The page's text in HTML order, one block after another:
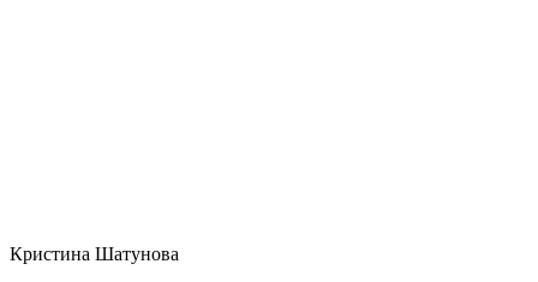
Кристина Шатунова